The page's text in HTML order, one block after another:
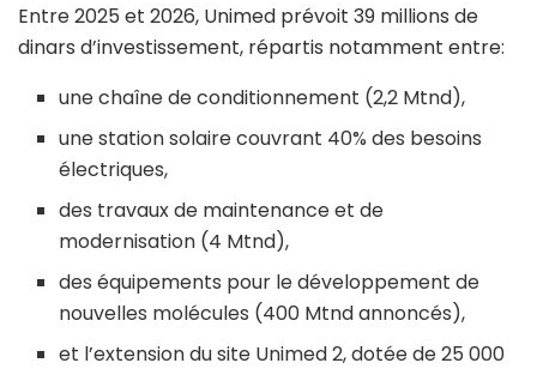
Entre 2025 et 2026, Unimed prévoit 39 millions de
dinars d’investissement, répartis notamment entre:
une chaîne de conditionnement (2,2 Mtnd),
une station solaire couvrant 40% des besoins
électriques,
des travaux de maintenance et de
modernisation (4 Mtnd),
des équipements pour le développement de
nouvelles molécules (400 Mtnd annoncés),
et l’extension du site Unimed 2, dotée de 25 000